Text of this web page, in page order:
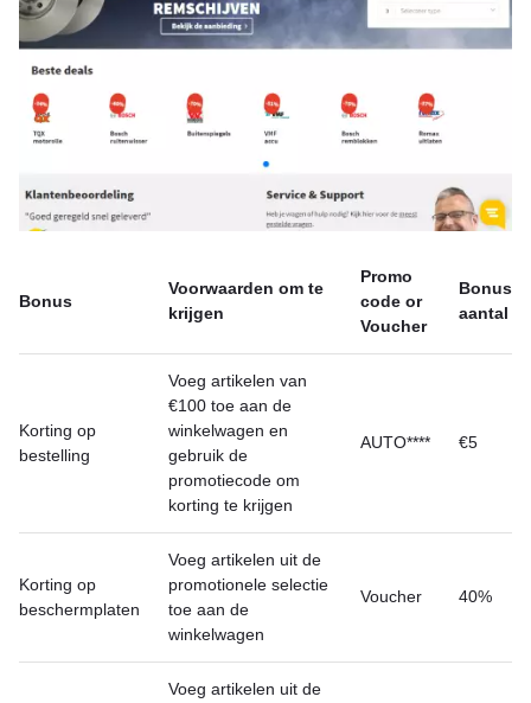
Bonus
Voorwaarden om te
krijgen
Promo
code or
Voucher
Bonus
aantal
Korting op
bestelling
Voeg artikelen van
€100 toe aan de
winkelwagen en
gebruik de
promotiecode om
korting te krijgen
AUTO**** €5
Korting op
beschermplaten
Voeg artikelen uit de
promotionele selectie
toe aan de
winkelwagen
Voucher 40%
Voeg artikelen uit de